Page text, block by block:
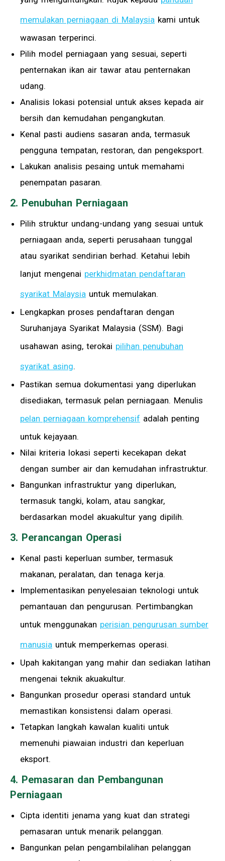
memulakan perniagaan di Malaysia kami untuk
wawasan terperinci.
Pilih model perniagaan yang sesuai, seperti
penternakan ikan air tawar atau penternakan
udang.
Analisis lokasi potensial untuk akses kepada air
bersih dan kemudahan pengangkutan.
Kenal pasti audiens sasaran anda, termasuk
pengguna tempatan, restoran, dan pengeksport.
Lakukan analisis pesaing untuk memahami
penempatan pasaran.
2. Penubuhan Perniagaan
Pilih struktur undang-undang yang sesuai untuk
perniagaan anda, seperti perusahaan tunggal
atau syarikat sendirian berhad. Ketahui lebih
lanjut mengenai perkhidmatan pendaftaran
syarikat Malaysia untuk memulakan.
Lengkapkan proses pendaftaran dengan
Suruhanjaya Syarikat Malaysia (SSM). Bagi
usahawan asing, terokai pilihan penubuhan
syarikat asing.
Pastikan semua dokumentasi yang diperlukan
disediakan, termasuk pelan perniagaan. Menulis
pelan perniagaan komprehensif adalah penting
untuk kejayaan.
Nilai kriteria lokasi seperti kecekapan dekat
dengan sumber air dan kemudahan infrastruktur.
Bangunkan infrastruktur yang diperlukan,
termasuk tangki, kolam, atau sangkar,
berdasarkan model akuakultur yang dipilih.
3. Perancangan Operasi
Kenal pasti keperluan sumber, termasuk
makanan, peralatan, dan tenaga kerja.
Implementasikan penyelesaian teknologi untuk
pemantauan dan pengurusan. Pertimbangkan
untuk menggunakan perisian pengurusan sumber
manusia untuk memperkemas operasi.
Upah kakitangan yang mahir dan sediakan latihan
mengenai teknik akuakultur.
Bangunkan prosedur operasi standard untuk
memastikan konsistensi dalam operasi.
Tetapkan langkah kawalan kualiti untuk
memenuhi piawaian industri dan keperluan
eksport.
4. Pemasaran dan Pembangunan
Perniagaan
Cipta identiti jenama yang kuat dan strategi
pemasaran untuk menarik pelanggan.
Bangunkan pelan pengambilalihan pelanggan